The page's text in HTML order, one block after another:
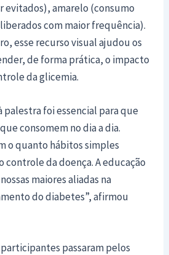
evitados), amarelo (consumo
com maior frequência).
esse recurso visual ajudou os
de forma prática, o impacto
da glicemia.
palestra foi essencial para que
consomem no dia a dia.
o quanto hábitos simples
da doença. A educação
maiores aliadas na
do diabetes”, afirmou
passaram pelos